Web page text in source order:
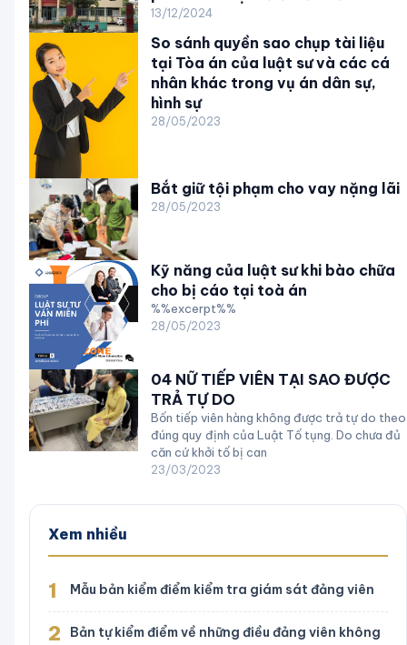
13/12/2024
So sánh quyền sao chụp tài liệu
tại Tòa án của luật sư và các cá
nhân khác trong vụ án dân sự,
hình sự
28/05/2023
Bắt giữ tội phạm cho vay nặng lãi
28/05/2023
Kỹ năng của luật sư khi bào chữa
cho bị cáo tại toà án
%%excerpt%%
28/05/2023
04 NỮ TIẾP VIÊN TẠI SAO ĐƯỢC
TRẢ TỰ DO
Bốn tiếp viên hàng không được trả tự do theo
đúng quy định của Luật Tố tụng. Do chưa đủ
căn cứ khởi tố bị can
23/03/2023
Xem nhiều
1 Mẫu bản kiểm điểm kiểm tra giám sát đảng viên
2
Bản tự kiểm điểm về những điều đảng viên không